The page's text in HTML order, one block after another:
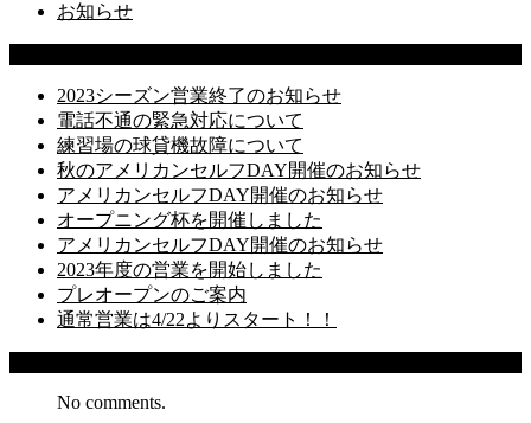
お知らせ
2023シーズン営業終了のお知らせ
電話不通の緊急対応について
練習場の球貸機故障について
秋のアメリカンセルフDAY開催のお知らせ
アメリカンセルフDAY開催のお知らせ
オープニング杯を開催しました
アメリカンセルフDAY開催のお知らせ
2023年度の営業を開始しました
プレオープンのご案内
通常営業は4/22よりスタート！！
No comments.